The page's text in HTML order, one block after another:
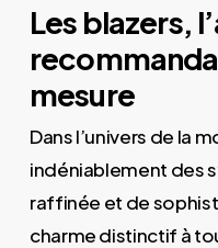
Les blazers,
mesure
Dans l’univers de la
indéniablement des
raffinée et de
charme distinctif à